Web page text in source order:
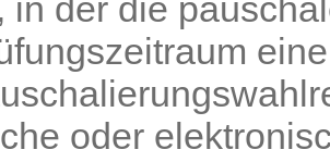
in der die
oder